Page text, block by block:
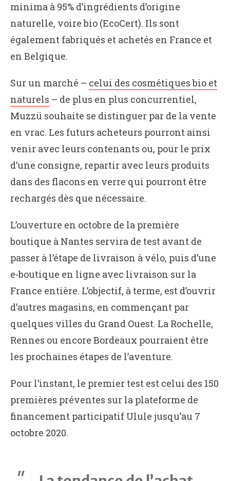
minima à 95% d’ingrédients d’origine
naturelle, voire bio (EcoCert). Ils sont
également fabriqués et achetés en France et
en Belgique.
Sur un marché – celui des cosmétiques bio et
naturels – de plus en plus concurrentiel,
Muzzü souhaite se distinguer par de la vente
en vrac. Les futurs acheteurs pourront ainsi
venir avec leurs contenants ou, pour le prix
d’une consigne, repartir avec leurs produits
dans des flacons en verre qui pourront être
rechargés dès que nécessaire.
L’ouverture en octobre de la première
boutique à Nantes servira de test avant de
passer à l’étape de livraison à vélo, puis d’une
e-boutique en ligne avec livraison sur la
France entière. L’objectif, à terme, est d’ouvrir
d’autres magasins, en commençant par
quelques villes du Grand Ouest. La Rochelle,
Rennes ou encore Bordeaux pourraient être
les prochaines étapes de l’aventure.
Pour l’instant, le premier test est celui des 150
premières préventes sur la plateforme de
financement participatif Ulule jusqu’au 7
octobre 2020.